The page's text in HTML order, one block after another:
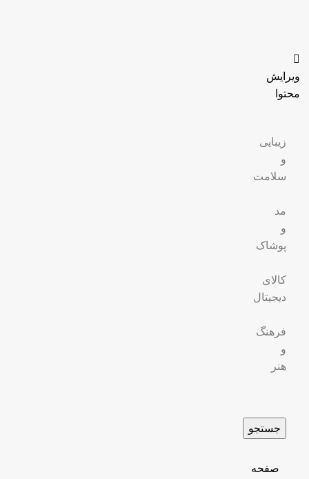
ویرایش
محتوا
زیبایی
و
سلامت
مد
و
پوشاک
کالای
دیجیتال
فرهنگ
و
هنر
جستجو
صفحه